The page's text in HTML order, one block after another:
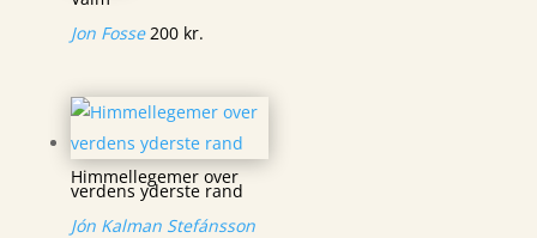
Jon Fosse 200 kr.
Himmellegemer over
verdens yderste rand
Jón Kalman Stefánsson